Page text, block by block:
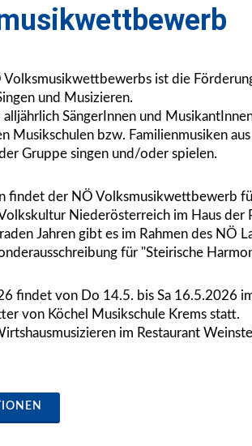
Volksmusikwettbewerbs ist die
und Musizieren.
alljährlich SängerInnen und
Musikschulen bzw. Familienmusiken
Gruppe singen und/oder spielen.
findet der NÖ Volksmusikwettbewerb
Niederösterreich im Haus der
Jahren gibt es im Rahmen des NÖ
für "Steirische
findet von Do 14.5. bis Sa 16.5.2026
von Köchel Musikschule Krems statt.
im Restaurant